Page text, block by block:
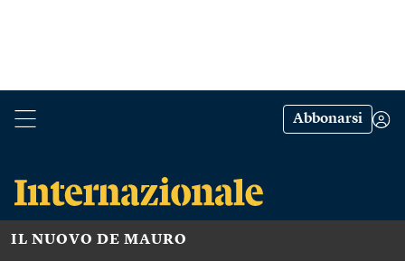
Abbonarsi
IL NUOVO DE MAURO